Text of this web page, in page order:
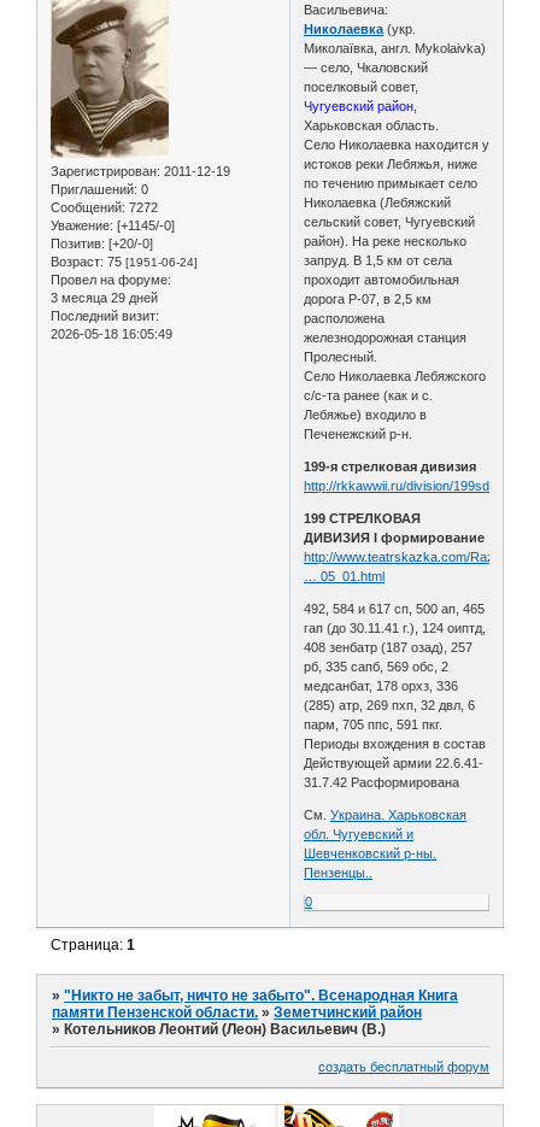
Зарегистрирован: 2011-12-19
Приглашений: 0
Сообщений: 7272
Уважение: [+1145/-0]
Позитив: [+20/-0]
Возраст: 75 [1951-06-24]
Провел на форуме:
3 месяца 29 дней
Последний визит:
2026-05-18 16:05:49
Васильевича:
Николаевка (укр.
Миколаївка, англ. Mykolaivka)
— село, Чкаловский
поселковый совет,
Чугуевский район
Харьковская область.
Село Николаевка находится у
истоков реки Лебяжья, ниже
по течению примыкает село
Николаевка (Лебяжский
сельский совет, Чугуевский
район). На реке несколько
запруд. В 1,5 км от села
проходит автомобильная
дорога Р-07, в 2,5 км
расположена
железнодорожная станция
Пролесный.
Село Николаевка Лебяжского
с/с-та ранее (как и с.
Лебяжье) входило в
Печенежский р-н.
199-я стрелковая дивизия
http://rkkawwii.ru/division/199sdf1
199 СТРЕЛКОВАЯ
ДИВИЗИЯ I формирование
http://www.teatrskazka.com/Raznoe/
… 05_01.html
492, 584 и 617 сп, 500 ап, 465
гап (до 30.11.41 г.), 124 оиптд,
408 зенбатр (187 озад), 257
рб, 335 сапб, 569 обс, 2
медсанбат, 178 орхз, 336
(285) атр, 269 пхп, 32 двл, 6
парм, 705 ппс, 591 пкг.
Периоды вхождения в состав
Действующей армии 22.6.41-
31.7.42 Расформирована
См.Украина. Харьковская
обл. Чугуевский и
Шевченковский р-ны.
Пензенцы..
0
Страница:1
»"Никто не забыт, ничто не забыто". Всенародная Книга
памяти Пензенской области. »Земетчинский район
»Котельников Леонтий (Леон) Васильевич (В.)
создать бесплатный форум